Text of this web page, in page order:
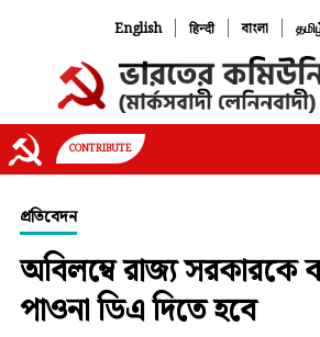
English | हिन्दी | বাংলা |
CONTRIBUTE
প্রতিবেদন
অবিলম্বে রাজ্য সরকারকে
পাওনা ডিএ দিতে হবে